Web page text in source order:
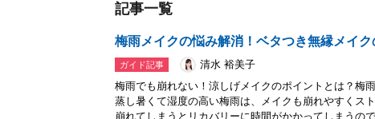
記事一覧
梅雨メイクの悩み解消！ベタつき無縁メイク
ガイド記事
清水 裕美子
梅雨でも崩れない！涼しげメイクのポイントとは？梅
蒸し暑くて湿度の高い梅雨は、メイクも崩れやすくス
崩れてしまうとリカバリーに時間がかかってしまうの